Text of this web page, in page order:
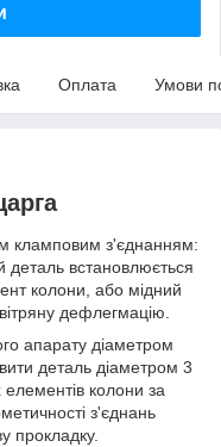
Оплата Умови
кламповим з'єднанням:
встановлюється
колони, або мідний
дефлегмацію.
апарату діаметром
деталь діаметром 3
колони за
з'єднань
прокладку.